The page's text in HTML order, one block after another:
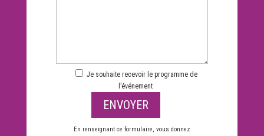
Je souhaite recevoir le programme de
l’événement
En renseignant ce formulaire, vous donnez